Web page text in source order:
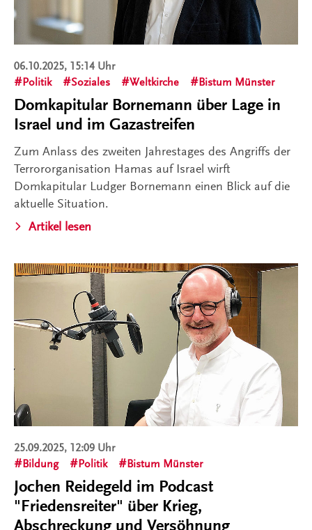
06.10.2025, 15:14 Uhr
Politik
Soziales Weltkirche Bistum Münster
Domkapitular Bornemann über Lage in
Israel und im Gazastreifen
Zum Anlass des zweiten Jahrestages des Angriffs der
Terrororganisation Hamas auf Israel wirft
Domkapitular Ludger Bornemann einen Blick auf die
aktuelle Situation.
Artikel lesen
25.09.2025, 12:09 Uhr
Bildung
Politik Bistum Münster
Jochen Reidegeld im Podcast
"Friedensreiter" über Krieg,
Abschreckung und Versöhnung